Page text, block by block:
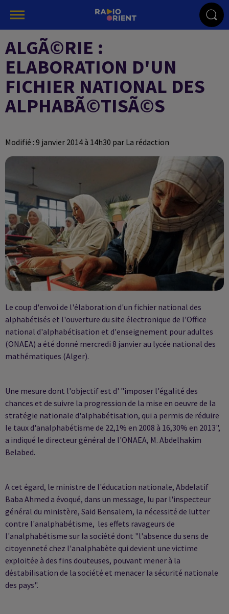
ALGÃ©RIE :
ELABORATION D'UN
FICHIER NATIONAL DES
ALPHABÃ©TISÃ©S
Modifié : 9 janvier 2014 à 14h30 par La rédaction
Le coup d'envoi de l'élaboration d'un fichier national des
alphabétisés et l'ouverture du site électronique de l'Office
national d'alphabétisation et d'enseignement pour adultes
(ONAEA) a été donné mercredi 8 janvier au lycée national des
mathématiques (Alger).
Une mesure dont l'objectif est d' "imposer l'égalité des
chances et de suivre la progression de la mise en oeuvre de la
stratégie nationale d'alphabétisation, qui a permis de réduire
le taux d'analphabétisme de 22,1% en 2008 à 16,30% en 2013",
a indiqué le directeur général de l'ONAEA, M. Abdelhakim
Belabed.
A cet égard, le ministre de l'éducation nationale, Abdelatif
Baba Ahmed a évoqué, dans un message, lu par l'inspecteur
général du ministère, Said Bensalem, la nécessité de lutter
contre l'analphabétisme, les effets ravageurs de
l'analphabétisme sur la société dont "l'absence du sens de
citoyenneté chez l'analphabète qui devient une victime
exploitée à des fins douteuses, pouvant mener à la
déstabilisation de la société et menacer la sécurité nationale
des pays".